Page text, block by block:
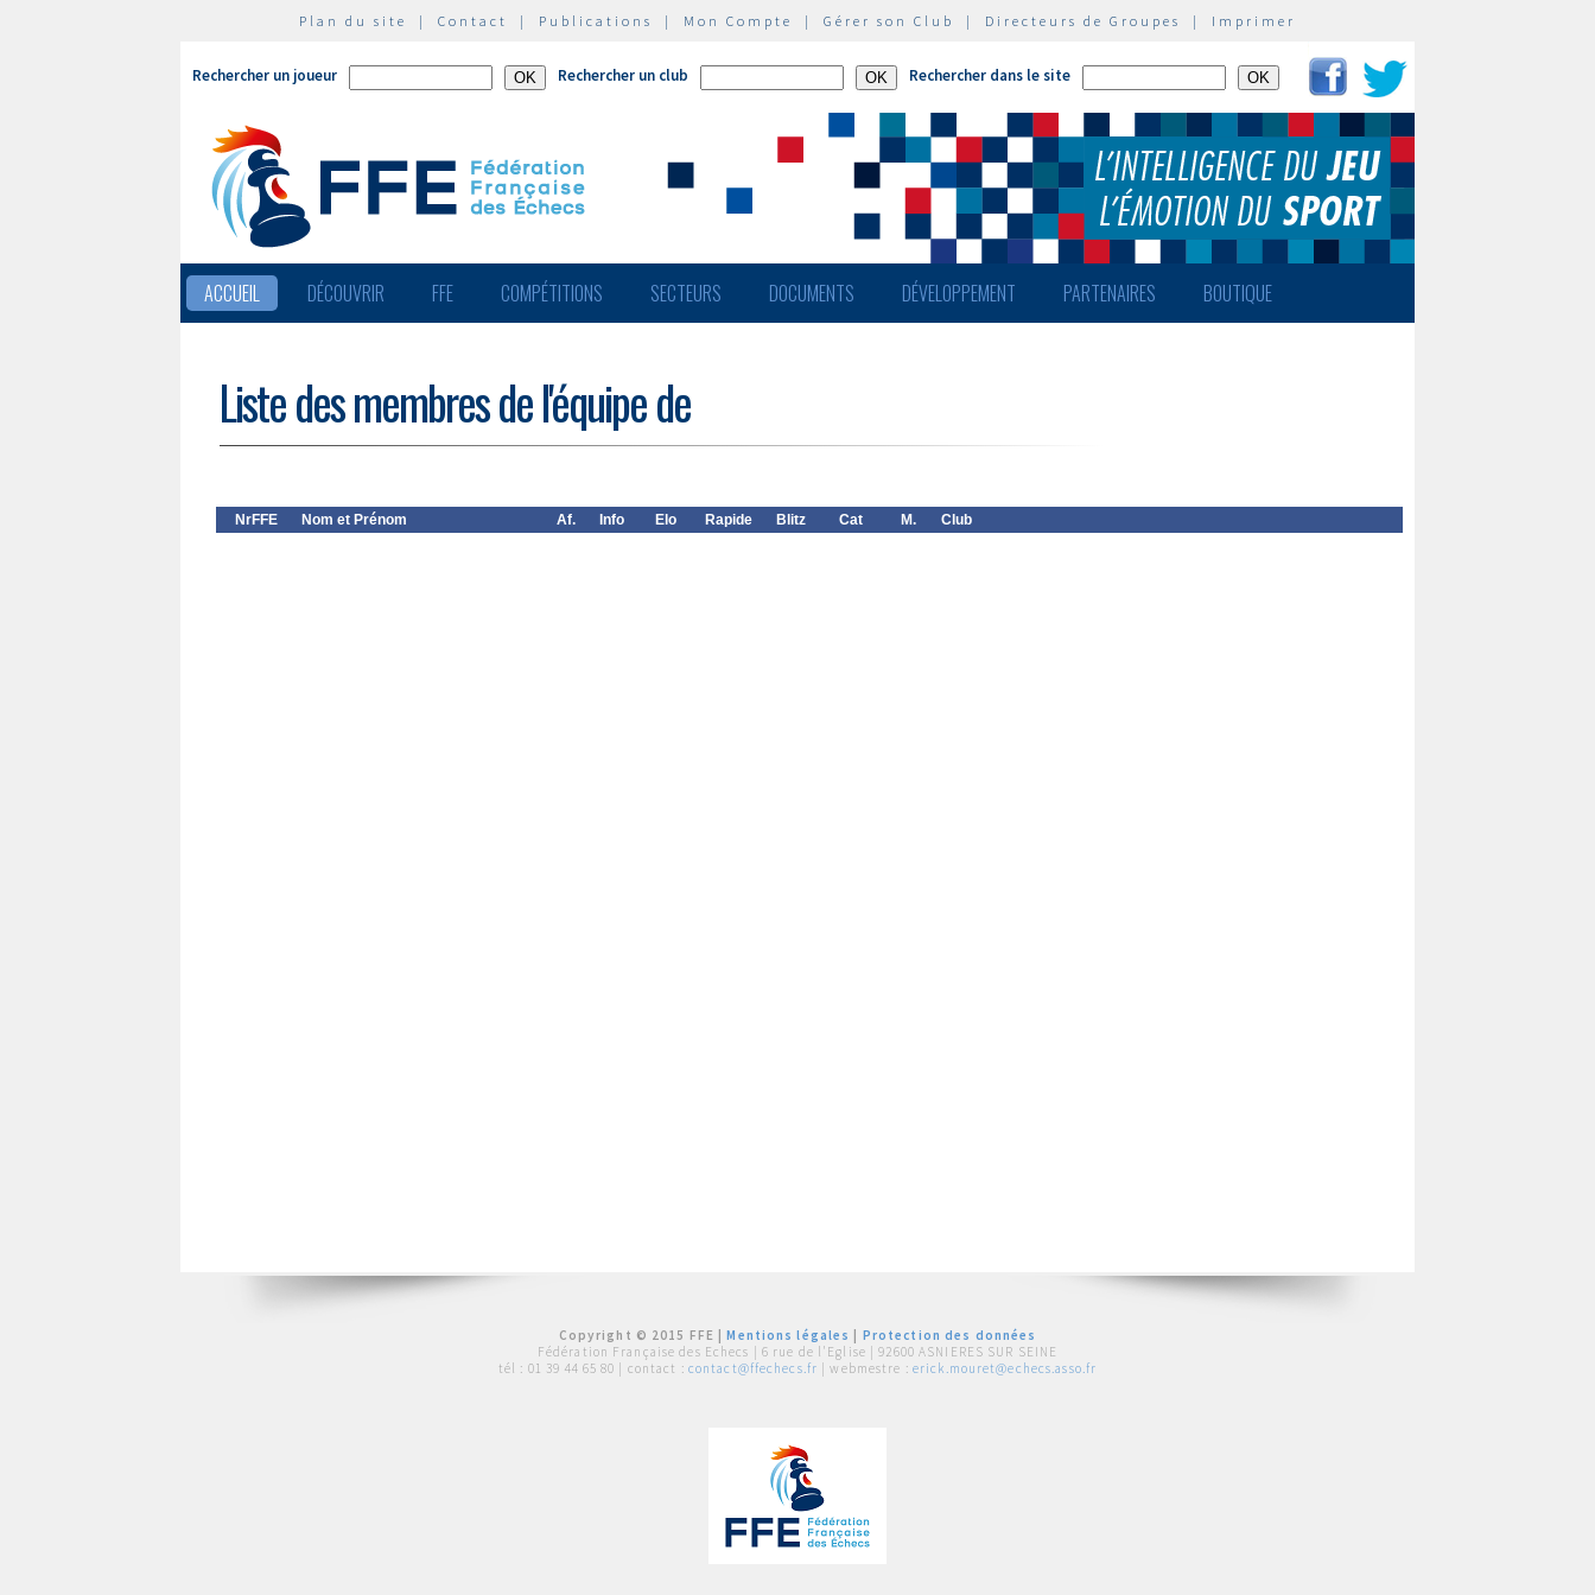
Plan du site | Contact | Publications | Mon Compte | Gérer son Club | Directeurs de Groupes | Imprimer
Rechercher un joueur Rechercher un club Rechercher dans le site
ACCUEIL DÉCOUVRIR FFE COMPÉTITIONS SECTEURS DOCUMENTS DÉVELOPPEMENT PARTENAIRES BOUTIQUE
Liste des membres de l'équipe de
NrFFE Nom et Prénom Af. Info Elo Rapide Blitz Cat M. Club
Copyright © 2015 FFE |Mentions légales
Protection des données
Fédération Française des Echecs | 6 rue de l'Eglise | 92600 ASNIERES SUR SEINE
tél : 01 39 44 65 80 | contact : contact@ffechecs.fr | webmestre : erick.mouret@echecs.asso.fr